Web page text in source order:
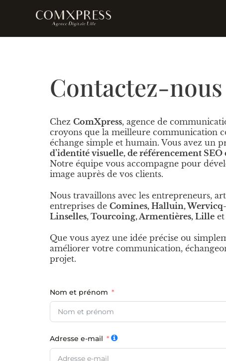
Contactez-
Chez ComXpress, agence de
croyons que la meilleure communication
échange simple et humain. Vous avez un
d’identité visuelle, de référencement
Notre équipe vous accompagne pour
image auprès de vos clients.
Nous travaillons avec les entrepreneurs,
entreprises de Comines, Halluin,
Linselles, Tourcoing, Armentières, Lille
Que vous ayez une idée précise ou
améliorer votre communication,
projet.
Nom et prénom
Adresse e-mail